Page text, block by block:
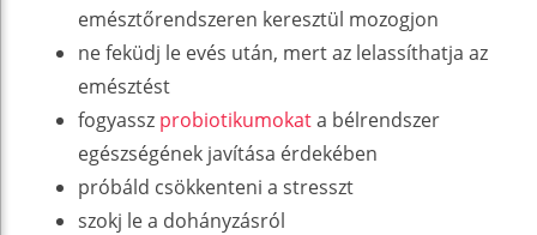
emésztőrendszeren keresztül mozogjon
ne feküdj le evés után, mert az lelassíthatja az
emésztést
fogyassz probiotikumokata bélrendszer
egészségének javítása érdekében
próbáld csökkenteni a stresszt
szokj le a dohányzásról